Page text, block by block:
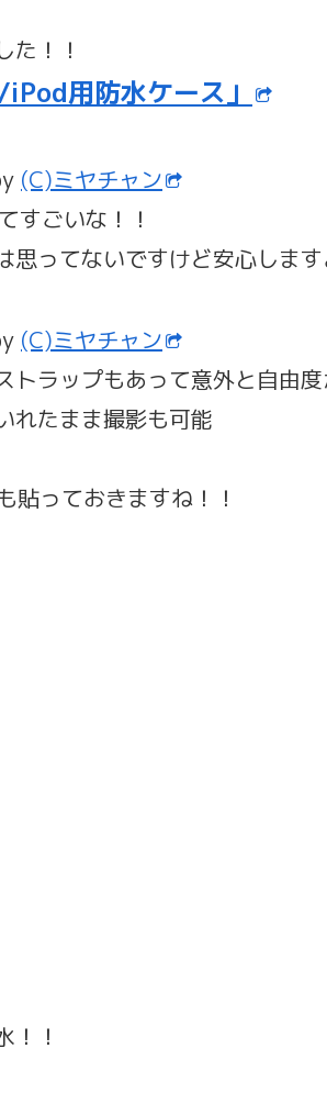
た！！
用防水ケース」
(C)ミヤチャン
すごいな！！
思ってないですけど安心しま
(C)ミヤチャン
トラップもあって意外と自由度
れたまま撮影も可能
貼っておきますね！！
！！